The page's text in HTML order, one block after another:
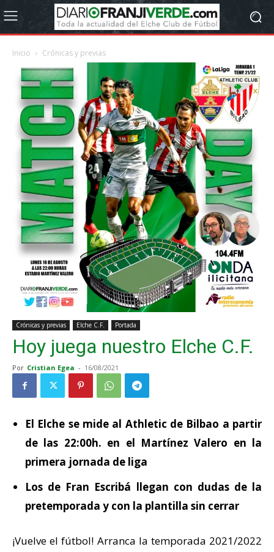
Inicio Crónicas y previas
Crónicas y previas Elche C.F. Portada
Hoy juega nuestro Elche C.F.
Por Cristian Egea - 16/08/2021
El Elche se mide al Athletic de Bilbao a partir
de las 22:00h. en el Martínez Valero en la
primera jornada de liga
Los de Fran Escribá llegan con dudas de la
pretemporada y con la plantilla sin cerrar
¡Vuelve el fútbol! Arranca la temporada 2021/2022